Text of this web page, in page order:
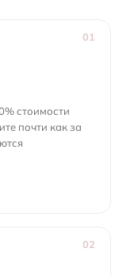
01
стоимости
почти как за
02